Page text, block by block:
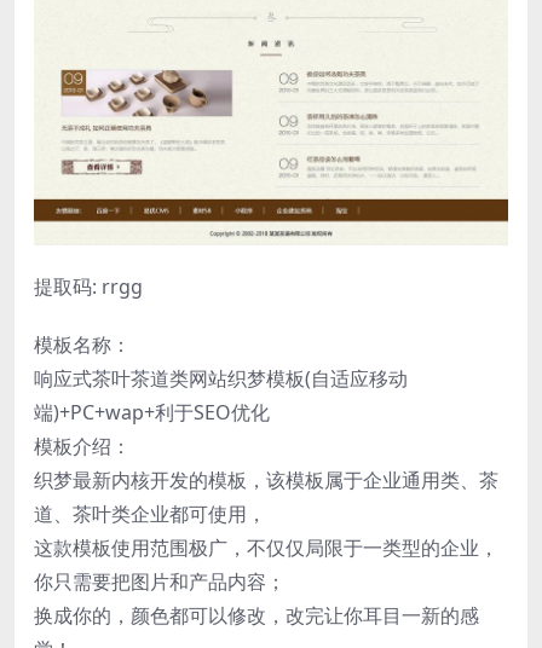
提取码: rrgg
模板名称：
响应式茶叶茶道类网站织梦模板(自适应移动
端)+PC+wap+利于SEO优化
模板介绍：
织梦最新内核开发的模板，该模板属于企业通用类、茶
道、茶叶类企业都可使用，
这款模板使用范围极广，不仅仅局限于一类型的企业，
你只需要把图片和产品内容；
换成你的，颜色都可以修改，改完让你耳目一新的感